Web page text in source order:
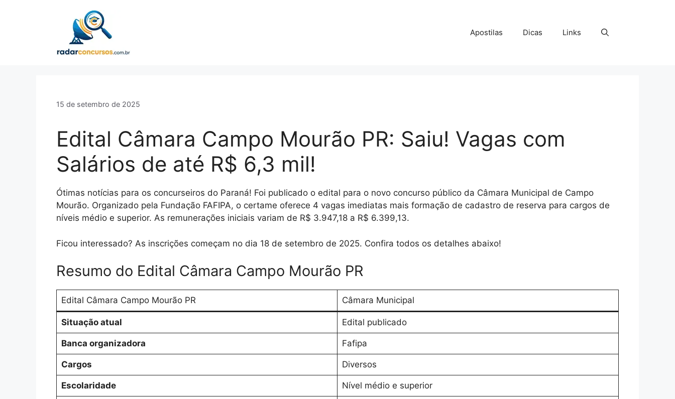
Apostilas Dicas Links
15 de setembro de 2025
Edital Câmara Campo Mourão PR: Saiu! Vagas com
Salários de até R$ 6,3 mil!
Ótimas notícias para os concurseiros do Paraná! Foi publicado o edital para o novo concurso público da Câmara Municipal de Campo
Mourão. Organizado pela Fundação FAFIPA, o certame oferece 4 vagas imediatas mais formação de cadastro de reserva para cargos de
níveis médio e superior. As remunerações iniciais variam de R$ 3.947,18 a R$ 6.399,13.
Ficou interessado? As inscrições começam no dia 18 de setembro de 2025. Confira todos os detalhes abaixo!
Resumo do Edital Câmara Campo Mourão PR
Edital Câmara Campo Mourão PR Câmara Municipal
Situação atual Edital publicado
Banca organizadora Fafipa
Cargos Diversos
Escolaridade Nível médio e superior